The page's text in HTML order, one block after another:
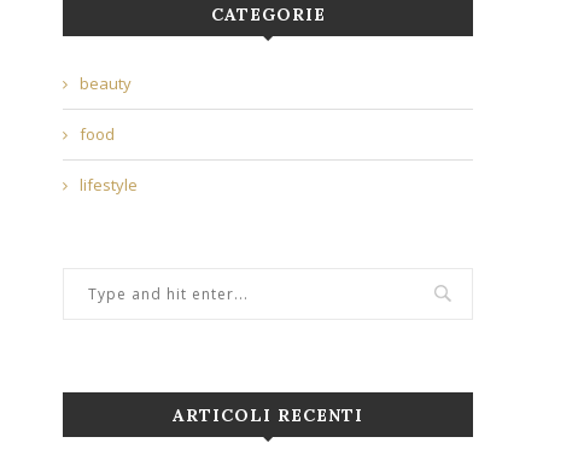
CATEGORIE
beauty
food
lifestyle
ARTICOLI RECENTI